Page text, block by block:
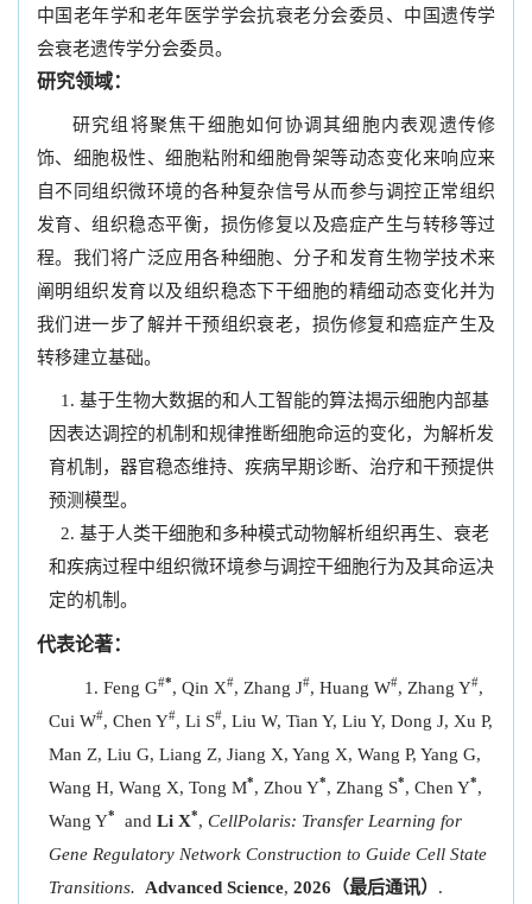
中国老年学和老年医学学会抗衰老分会委员、中国遗传学
会衰老遗传学分会委员。
研究领域：
研究组将聚焦干细胞如何协调其细胞内表观遗传修
饰、细胞极性、细胞粘附和细胞骨架等动态变化来响应来
自不同组织微环境的各种复杂信号从而参与调控正常组织
发育、组织稳态平衡，损伤修复以及癌症产生与转移等过
程。我们将广泛应用各种细胞、分子和发育生物学技术来
阐明组织发育以及组织稳态下干细胞的精细动态变化并为
我们进一步了解并干预组织衰老，损伤修复和癌症产生及
转移建立基础。
基于生物大数据的和人工智能的算法揭示细胞内部基
因表达调控的机制和规律推断细胞命运的变化，为解析发
育机制，器官稳态维持、疾病早期诊断、治疗和干预提供
预测模型。
基于人类干细胞和多种模式动物解析组织再生、衰老
和疾病过程中组织微环境参与调控干细胞行为及其命运决
定的机制。
代表论著：
Feng G#*, Qin X#, Zhang J#, Huang W#, Zhang Y#,
Cui W#, Chen Y#, Li S#, Liu W, Tian Y, Liu Y, Dong J, Xu P,
Man Z, Liu G, Liang Z, Jiang X, Yang X, Wang P, Yang G,
Wang H, Wang X, Tong M*, Zhou Y*, Zhang S*, Chen Y*,
Wang Y* and Li X*, CellPolaris: Transfer Learning for
Gene Regulatory Network Construction to Guide Cell State
Transitions.
Advanced Science, 2026（最后通讯） .